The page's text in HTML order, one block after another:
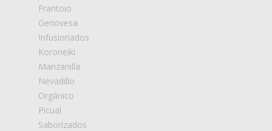
Frantoio
Genovesa
Infusionados
Koroneiki
Manzanilla
Nevadillo
Orgánico
Picual
Saborizados